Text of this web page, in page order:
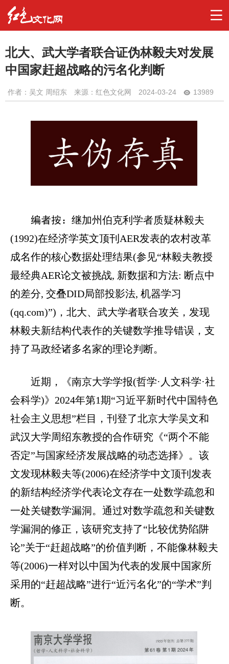
北大、武大学者联合证伪林毅夫对发展
中国家赶超战略的污名化判断
作者： 吴文 周绍东 来源：红色文化网 2024-03-24 13989
编者按： 继加州伯克利学者质疑林毅夫
(1992)在经济学英文顶刊AER发表的农村改革
成名作的核心数据处理结果(参见“林毅夫教授
最经典AER论文被挑战, 新数据和方法: 断点中
的差分, 交叠DID局部投影法, 机器学习
(qq.com)”)，北大、武大学者联合攻关，发现
林毅夫新结构代表作的关键数学推导错误，支
持了马政经诸多名家的理论判断。
近期，《南京大学学报(哲学·人文科学·社
会科学)》2024年第1期“习近平新时代中国特色
社会主义思想”栏目，刊登了北京大学吴文和
武汉大学周绍东教授的合作研究《“两个不能
否定”与国家经济发展战略的动态选择》。该
文发现林毅夫等(2006)在经济学中文顶刊发表
的新结构经济学代表论文存在一处数学疏忽和
一处关键数学漏洞。通过对数学疏忽和关键数
学漏洞的修正，该研究支持了“比较优势陷阱
论”关于“赶超战略”的价值判断，不能像林毅夫
等(2006)一样对以中国为代表的发展中国家所
采用的“赶超战略”进行“近污名化”的“学术”判
断。